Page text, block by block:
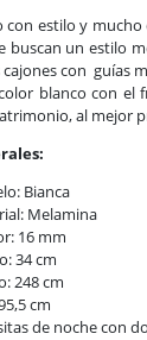
con estilo y
buscan un estilo
con guías
blanco con el
al mejor
Bianca
Melamina
16 mm
34 cm
248 cm
cm
de noche con